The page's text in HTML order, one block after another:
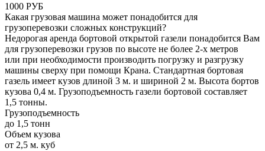
1000 РУБ
Какая грузовая машина может понадобится для
грузоперевозки сложных конструкций?
Недорогая аренда бортовой открытой газели понадобится Вам
для грузоперевозки грузов по высоте не более 2-х метров
или при необходимости производить погрузку и разгрузку
машины сверху при помощи Крана. Стандартная бортовая
газель имеет кузов длиной 3 м. и шириной 2 м. Высота бортов
кузова 0,4 м. Грузоподъемность газели бортовой составляет
1,5 тонны.
Грузоподъемность
до 1,5 тонн
Объем кузова
от 2,5 м. куб